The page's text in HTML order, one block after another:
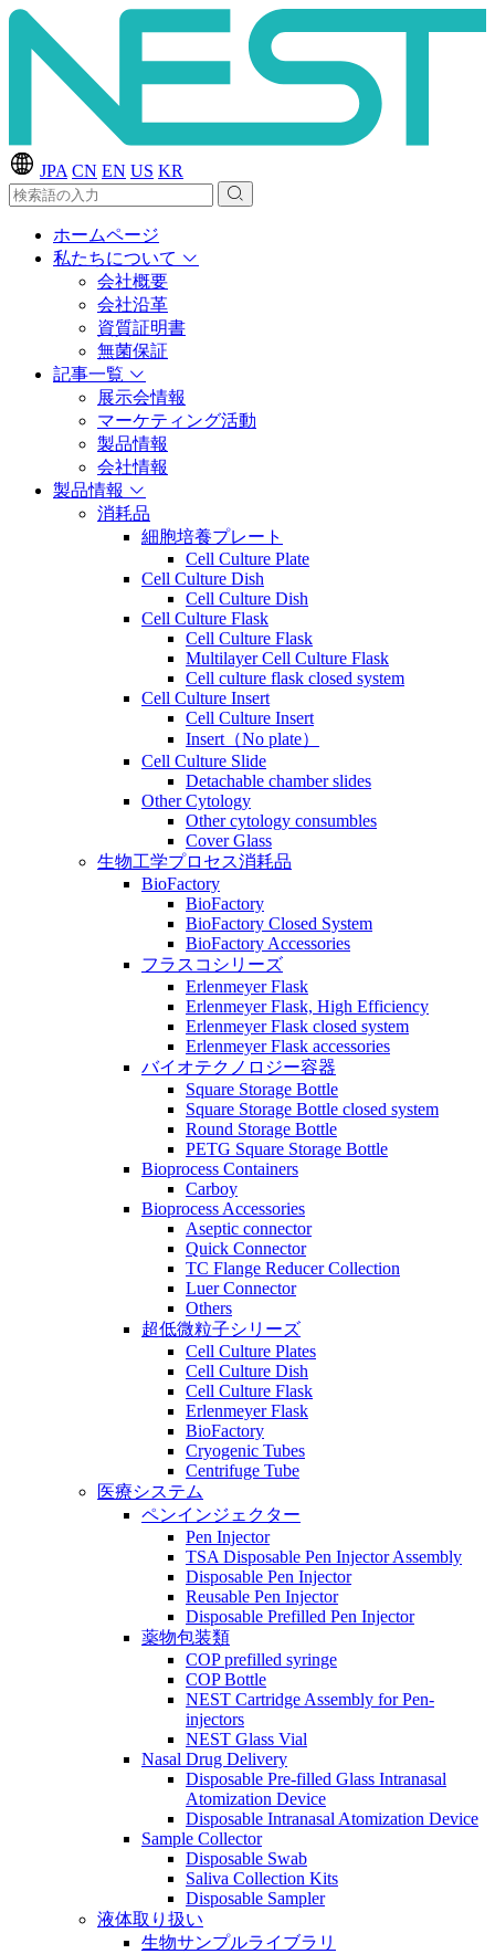
JPA CN EN US KR
ホームページ
私たちについて
会社概要
会社沿革
資質証明書
無菌保証
記事一覧
展示会情報
マーケティング活動
製品情報
会社情報
製品情報
消耗品
細胞培養プレート
Cell Culture Plate
Cell Culture Dish
Cell Culture Dish
Cell Culture Flask
Cell Culture Flask
Multilayer Cell Culture Flask
Cell culture flask closed system
Cell Culture Insert
Cell Culture Insert
Insert（No plate）
Cell Culture Slide
Detachable chamber slides
Other Cytology
Other cytology consumbles
Cover Glass
生物工学プロセス消耗品
BioFactory
BioFactory
BioFactory Closed System
BioFactory Accessories
フラスコシリーズ
Erlenmeyer Flask
Erlenmeyer Flask, High Efficiency
Erlenmeyer Flask closed system
Erlenmeyer Flask accessories
バイオテクノロジー容器
Square Storage Bottle
Square Storage Bottle closed system
Round Storage Bottle
PETG Square Storage Bottle
Bioprocess Containers
Carboy
Bioprocess Accessories
Aseptic connector
Quick Connector
TC Flange Reducer Collection
Luer Connector
Others
超低微粒子シリーズ
Cell Culture Plates
Cell Culture Dish
Cell Culture Flask
Erlenmeyer Flask
BioFactory
Cryogenic Tubes
Centrifuge Tube
医療システム
ペンインジェクター
Pen Injector
TSA Disposable Pen Injector Assembly
Disposable Pen Injector
Reusable Pen Injector
Disposable Prefilled Pen Injector
薬物包装類
COP prefilled syringe
COP Bottle
NEST Cartridge Assembly for Pen-
injectors
NEST Glass Vial
Nasal Drug Delivery
Disposable Pre-filled Glass Intranasal
Atomization Device
Disposable Intranasal Atomization Device
Sample Collector
Disposable Swab
Saliva Collection Kits
Disposable Sampler
液体取り扱い
生物サンプルライブラリ